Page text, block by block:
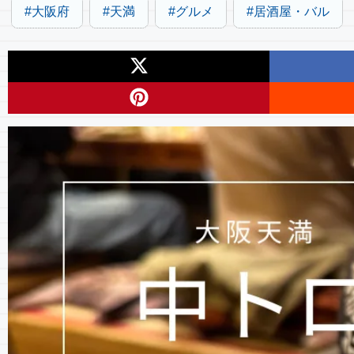
大阪府 天満 グルメ 居酒屋・バル